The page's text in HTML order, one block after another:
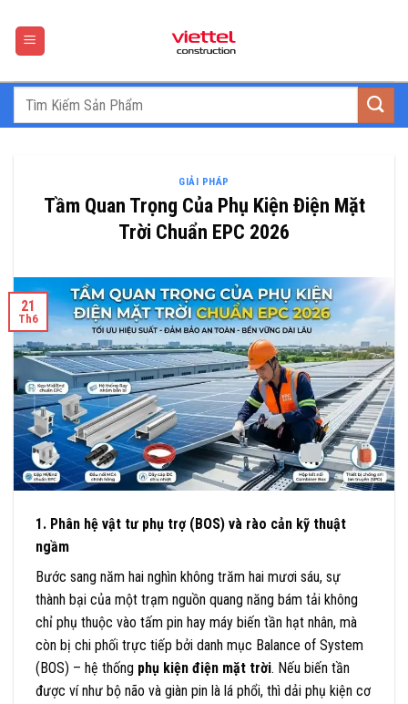
content
GIẢI PHÁP
Tầm Quan Trọng Của Phụ Kiện Điện Mặt
Trời Chuẩn EPC 2026
21
Th6
1. Phân hệ vật tư phụ trợ (BOS) và rào cản kỹ thuật
ngầm
Bước sang năm hai nghìn không trăm hai mươi sáu, sự
thành bại của một trạm nguồn quang năng bám tải không
chỉ phụ thuộc vào tấm pin hay máy biến tần hạt nhân, mà
còn bị chi phối trực tiếp bởi danh mục Balance of System
(BOS) – hệ thống phụ kiện điện mặt trời. Nếu biến tần
được ví như bộ não và giàn pin là lá phổi, thì dải phụ kiện cơ